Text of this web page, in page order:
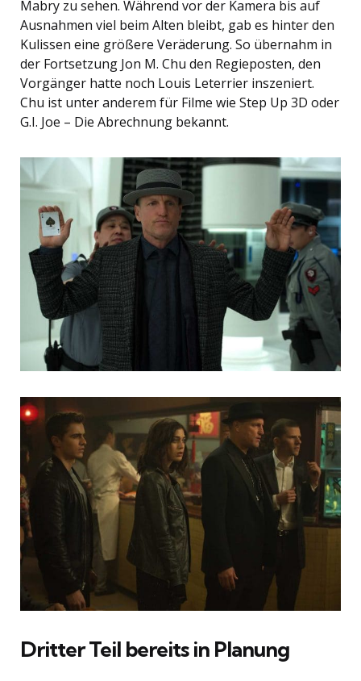
Mabry zu sehen. Während vor der Kamera bis auf
Ausnahmen viel beim Alten bleibt, gab es hinter den
Kulissen eine größere Veräderung. So übernahm in
der Fortsetzung Jon M. Chu den Regieposten, den
Vorgänger hatte noch Louis Leterrier inszeniert.
Chu ist unter anderem für Filme wie Step Up 3D oder
G.I. Joe – Die Abrechnung bekannt.
Dritter Teil bereits in Planung